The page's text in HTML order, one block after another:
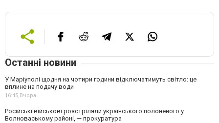
Останні новини
У Маріуполі щодня на чотири години відключатимуть світло: це
вплине на подачу води
16:45,Вчора
Російські військові розстріляли українського полоненого у
Волноваському районі, — прокуратура